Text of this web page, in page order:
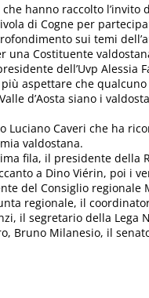
hanno raccolto l’invito
di Cogne per
sui temi
una Costituente
dell’Uvp Alessia
aspettare che
d’Aosta siano i
Luciano Caveri che ha
valdostana.
fila, il presidente della
a Dino Viérin, poi i
del Consiglio regionale
regionale, il
il segretario della Lega
Bruno Milanesio, il